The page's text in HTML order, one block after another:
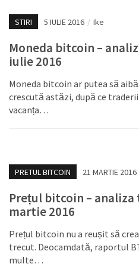
STIRI 5 IULIE 2016 / Ike
Moneda bitcoin –
iulie 2016
Moneda bitcoin ar putea să
crescută astăzi, după ce
vacanța…
PRETUL BITCOIN 21 MARTIE 2016
Prețul bitcoin –
martie 2016
Prețul bitcoin nu a reușit să
trecut. Deocamdată, raportul
multe…